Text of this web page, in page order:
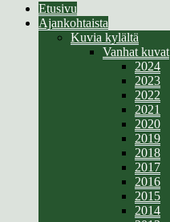
Etusivu
Ajankohtaista
Kuvia kylältä
Vanhat kuvat
2024
2023
2022
2021
2020
2019
2018
2017
2016
2015
2014